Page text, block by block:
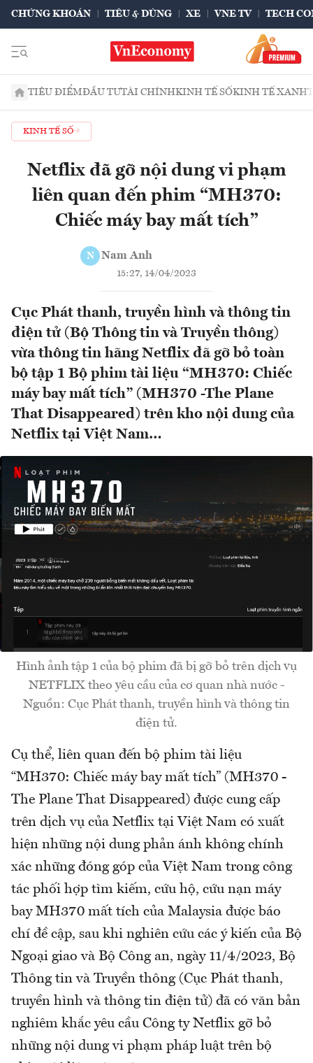
CHỨNG KHOÁN TIÊU & DÙNG XE VNE TV TECH
TIÊU ĐIỂMĐẦU TƯTÀI CHÍNHKINH TẾ SỐKINH TẾ XANH
KINH TẾ SỐ
Netflix đã gỡ nội dung vi phạm
liên quan đến phim “MH370:
Chiếc máy bay mất tích”
N Nam Anh
15:27, 14/04/2023
Cục Phát thanh, truyền hình và thông tin
điện tử (Bộ Thông tin và Truyền thông)
vừa thông tin hãng Netflix đã gỡ bỏ toàn
bộ tập 1 Bộ phim tài liệu “MH370: Chiếc
máy bay mất tích” (MH370 -The Plane
That Disappeared) trên kho nội dung của
Netflix tại Việt Nam…
Hình ảnh tập 1 của bộ phim đã bị gỡ bỏ trên dịch vụ
NETFLIX theo yêu cầu của cơ quan nhà nước -
Nguồn: Cục Phát thanh, truyền hình và thông tin
điện tử.
Cụ thể, liên quan đến bộ phim tài liệu
“MH370: Chiếc máy bay mất tích” (MH370 -
The Plane That Disappeared) được cung cấp
trên dịch vụ của Netflix tại Việt Nam có xuất
hiện những nội dung phản ánh không chính
xác những đóng góp của Việt Nam trong công
tác phối hợp tìm kiếm, cứu hộ, cứu nạn máy
bay MH370 mất tích của Malaysia được báo
chí đề cập, sau khi nghiên cứu các ý kiến của Bộ
Ngoại giao và Bộ Công an, ngày 11/4/2023, Bộ
Thông tin và Truyền thông (Cục Phát thanh,
truyền hình và thông tin điện tử) đã có văn bản
nghiêm khắc yêu cầu Công ty Netflix gỡ bỏ
những nội dung vi phạm pháp luật trên bộ